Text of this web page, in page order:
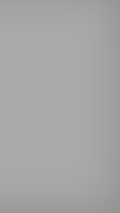
Merci de télécharger!